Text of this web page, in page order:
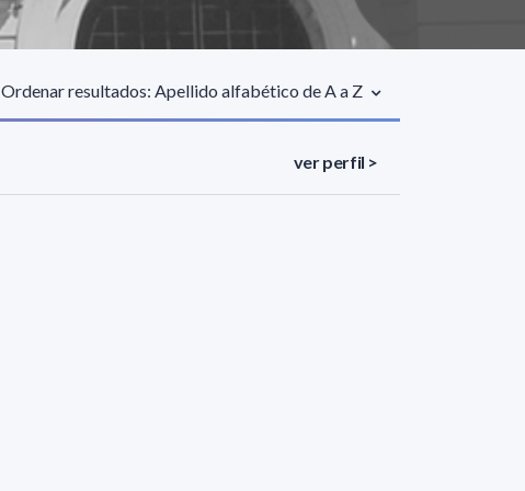
Ordenar resultados: Apellido alfabético de A a Z
ver perfil >